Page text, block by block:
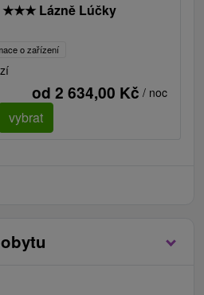
★★★ Lázně Lúčky
o zařízení
od 2 634,00 Kč / noc
vybrat